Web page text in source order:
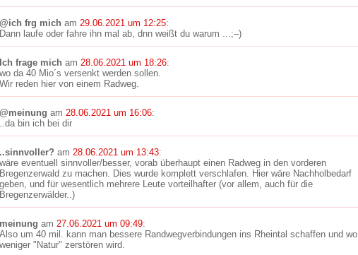
@ich frg mich am 29.06.2021 um 12:25:
Dann laufe oder fahre ihn mal ab, dnn weißt du warum ...;–)
Ich frage mich am 28.06.2021 um 18:26:
wo da 40 Mio´s versenkt werden sollen.
Wir reden hier von einem Radweg.
@meinung am 28.06.2021 um 16:06:
..da bin ich bei dir
..sinnvoller? am 28.06.2021 um 13:43:
wäre eventuell sinnvoller/besser, vorab überhaupt einen Radweg in den vorderen
Bregenzerwald zu machen. Dies wurde komplett verschlafen. Hier wäre Nachholbedarf
geben, und für wesentlich mehrere Leute vorteilhafter (vor allem, auch für die
Bregenzerwälder..)
meinung am 27.06.2021 um 09:49:
Also um 40 mil. kann man bessere Randwegverbindungen ins Rheintal schaffen und wo
weniger "Natur" zerstören wird.